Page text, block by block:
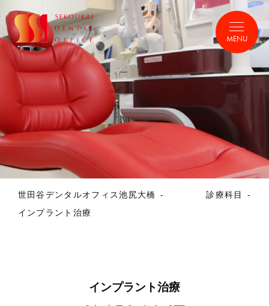
世田谷デンタルオフィス池尻大橋
診療科目
インプラント治療
インプラント治療
MENU